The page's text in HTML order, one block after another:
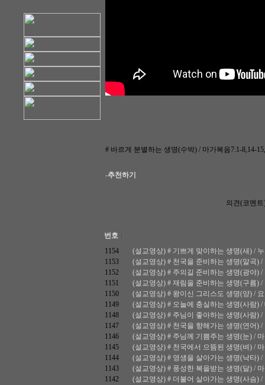
# 바르게 분별하는 생명(수박) / 마가복음7:1-8,14-
-추천하기
의견(코멘
번호
1154
(설교영상) # 기쁘게 맞이하는 생명(새) /
1153
(설교영상) # 천국을 준비하는 생명(알곡) /
1152
(설교영상) # 주의길 준비하는 생명(광야) /
1151
(설교영상) # 재림을 준비하는 생명(구름) /
1150
(설교영상) # 왕이신 그리스도 생명(양) /
1149
(설교영상) # 오늘에 충실하는 생명(사람) /
1148
(설교영상) # 주님이 좋아하는 생명(사람) /
1147
(설교영상) # 천국을 향해가는 생명(연어) /
1146
(설교영상) # 주님께 기쁨주는 생명(눈) /
1145
(설교영상) # 천국에서 으뜸된 생명(벼) /
1144
(설교영상) # 영생을 살아가는 생명(낙타) /
1143
(설교영상) # 풍성한 복을받는 생명(달) /
1142
(설교영상) # 더불어 살아가는 생명(사슴) /